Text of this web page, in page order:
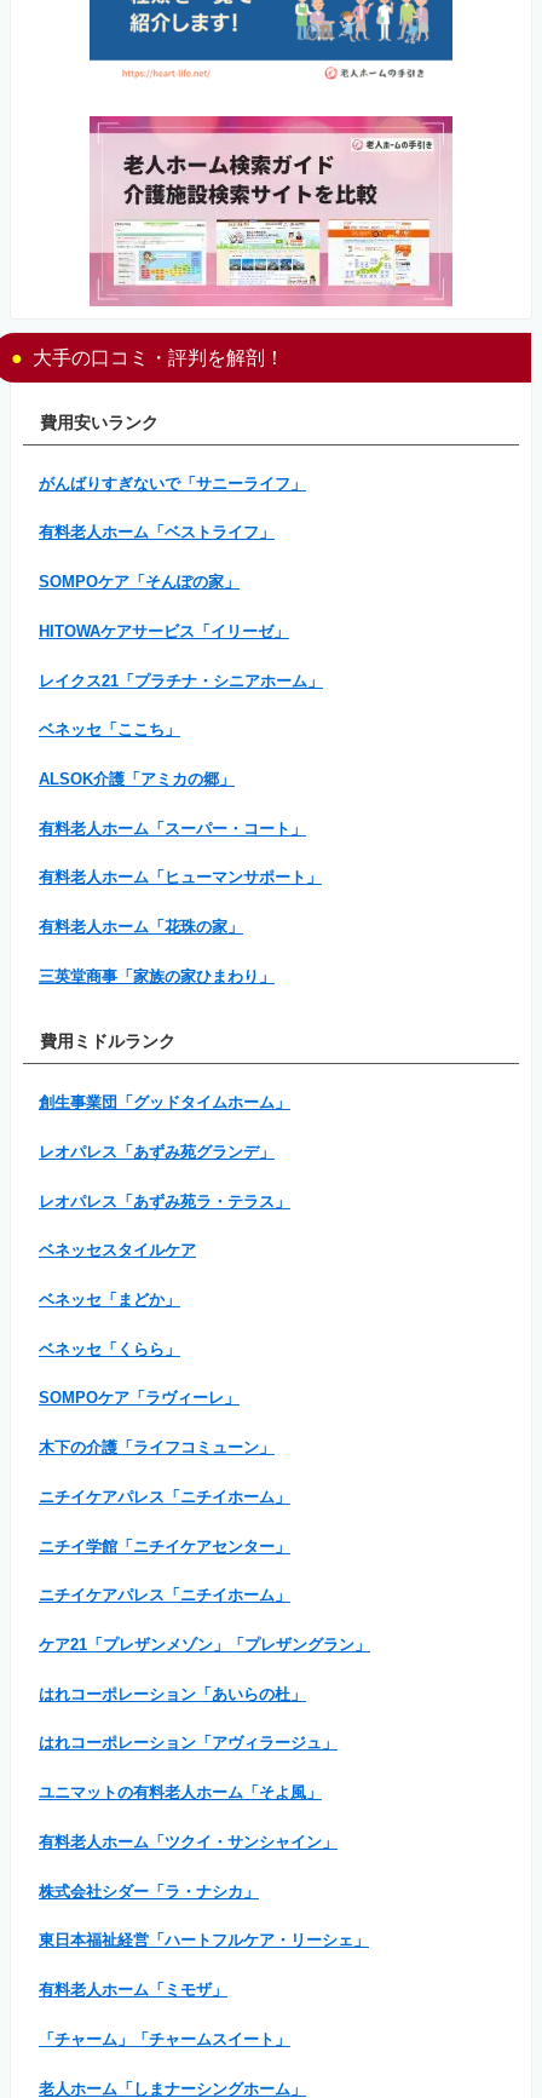
大手の口コミ・評判を解剖！
費用安いランク
がんばりすぎないで「サニーライフ」
有料老人ホーム「ベストライフ」
SOMPOケア「そんぽの家」
HITOWAケアサービス「イリーゼ」
レイクス21「プラチナ・シニアホーム」
ベネッセ「ここち」
ALSOK介護「アミカの郷」
有料老人ホーム「スーパー・コート」
有料老人ホーム「ヒューマンサポート」
有料老人ホーム「花珠の家」
三英堂商事「家族の家ひまわり」
費用ミドルランク
創生事業団「グッドタイムホーム」
レオパレス「あずみ苑グランデ」
レオパレス「あずみ苑ラ・テラス」
ベネッセスタイルケア
ベネッセ「まどか」
ベネッセ「くらら」
SOMPOケア「ラヴィーレ」
木下の介護「ライフコミューン」
ニチイケアパレス「ニチイホーム」
ニチイ学館「ニチイケアセンター」
ニチイケアパレス「ニチイホーム」
ケア21「プレザンメゾン」「プレザングラン」
はれコーポレーション「あいらの杜」
はれコーポレーション「アヴィラージュ」
ユニマットの有料老人ホーム「そよ風」
有料老人ホーム「ツクイ・サンシャイン」
株式会社シダー「ラ・ナシカ」
東日本福祉経営「ハートフルケア・リーシェ」
有料老人ホーム「ミモザ」
「チャーム」「チャームスイート」
老人ホーム「しまナーシングホーム」